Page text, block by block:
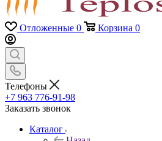
Отложенные 0 Корзина 0
Телефоны
+7 963 776-91-98
Заказать звонок
Каталог